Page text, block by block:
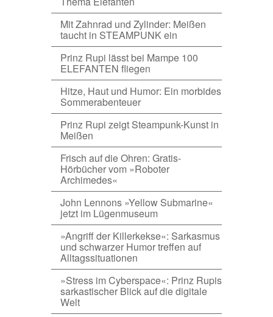
Mit Zahnrad und Zylinder: Meißen
taucht in STEAMPUNK ein
Prinz Rupi lässt bei Mampe 100
ELEFANTEN fliegen
Hitze, Haut und Humor: Ein morbides
Sommerabenteuer
Prinz Rupi zeigt Steampunk-Kunst in
Meißen
Frisch auf die Ohren: Gratis-
Hörbücher vom »Roboter
Archimedes«
John Lennons »Yellow Submarine«
jetzt im Lügenmuseum
»Angriff der Killerkekse«: Sarkasmus
und schwarzer Humor treffen auf
Alltagssituationen
»Stress im Cyberspace«: Prinz Rupis
sarkastischer Blick auf die digitale
Welt